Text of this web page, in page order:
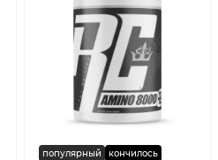
популярный кончилось